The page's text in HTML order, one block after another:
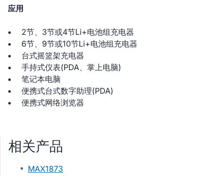
应用
2节、3节或4节Li+电池组充电器
6节、9节或10节Li+电池组充电器
台式摇篮架充电器
手持式仪表(PDA、掌上电脑)
笔记本电脑
便携式台式数字助理(PDA)
便携式网络浏览器
相关产品
MAX1873